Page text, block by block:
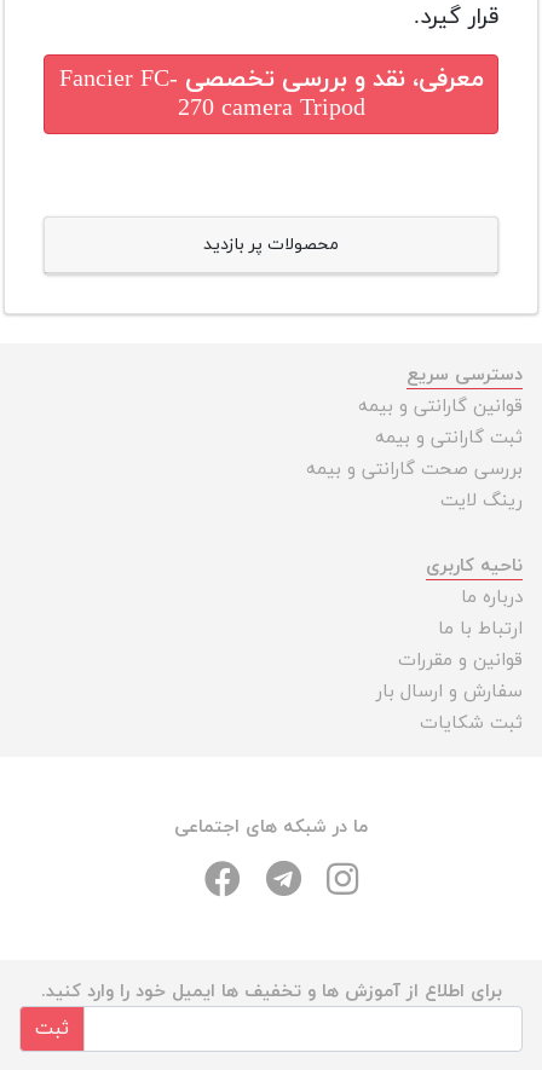
قرار گیرد.
معرفی، نقد و بررسی تخصصی Fancier FC-
270 camera Tripod
محصولات پر بازدید
دسترسی سریع
قوانین گارانتی و بیمه
ثبت گارانتی و بیمه
بررسی صحت گارانتی و بیمه
رینگ لایت
ناحیه کاربری
درباره ما
ارتباط با ما
قوانین و مقررات
سفارش و ارسال بار
ثبت شکایات
ما در شبکه های اجتماعی
برای اطلاع از آموزش ها و تخفیف ها ایمیل خود را وارد کنید.
ثبت